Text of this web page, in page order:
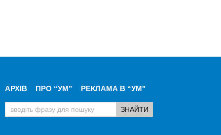
АРХІВ ПРО “УМ” РЕКЛАМА В “УМ"